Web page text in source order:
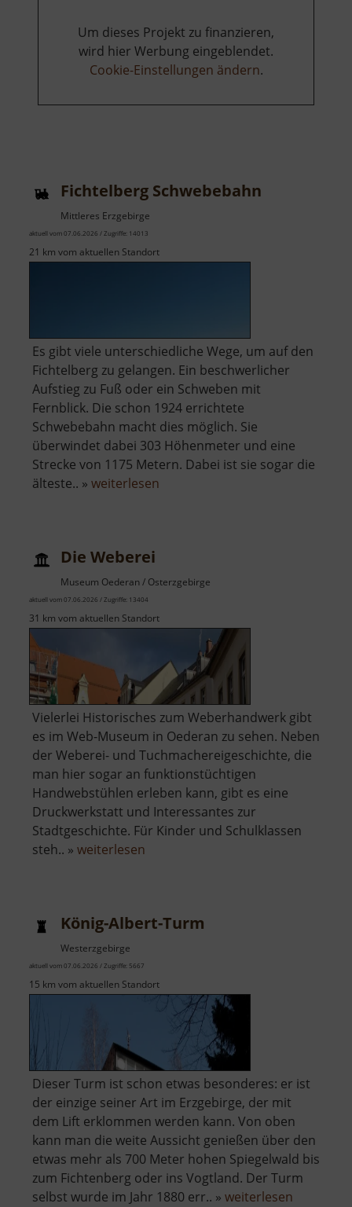
Um dieses Projekt zu finanzieren,
wird hier Werbung eingeblendet.
Cookie-Einstellungen ändern.
Fichtelberg Schwebebahn
Mittleres Erzgebirge
aktuell vom 07.06.2026 / Zugriffe: 14013
21 km vom aktuellen Standort
Es gibt viele unterschiedliche Wege, um auf den
Fichtelberg zu gelangen. Ein beschwerlicher
Aufstieg zu Fuß oder ein Schweben mit
Fernblick. Die schon 1924 errichtete
Schwebebahn macht dies möglich. Sie
überwindet dabei 303 Höhenmeter und eine
Strecke von 1175 Metern. Dabei ist sie sogar die
älteste.. » weiterlesen
Die Weberei
Museum Oederan / Osterzgebirge
aktuell vom 07.06.2026 / Zugriffe: 13404
31 km vom aktuellen Standort
Vielerlei Historisches zum Weberhandwerk gibt
es im Web-Museum in Oederan zu sehen. Neben
der Weberei- und Tuchmachereigeschichte, die
man hier sogar an funktionstüchtigen
Handwebstühlen erleben kann, gibt es eine
Druckwerkstatt und Interessantes zur
Stadtgeschichte. Für Kinder und Schulklassen
steh.. » weiterlesen
König-Albert-Turm
Westerzgebirge
aktuell vom 07.06.2026 / Zugriffe: 5667
15 km vom aktuellen Standort
Dieser Turm ist schon etwas besonderes: er ist
der einzige seiner Art im Erzgebirge, der mit
dem Lift erklommen werden kann. Von oben
kann man die weite Aussicht genießen über den
etwas mehr als 700 Meter hohen Spiegelwald bis
zum Fichtenberg oder ins Vogtland. Der Turm
selbst wurde im Jahr 1880 err.. » weiterlesen